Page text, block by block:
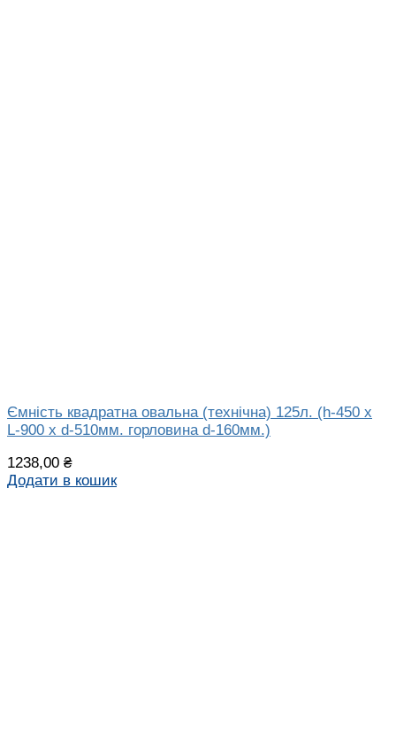
Ємність квадратна овальна (технічна) 125л. (h-450 х
L-900 х d-510мм. горловина d-160мм.)
1238,00 ₴
Додати в кошик